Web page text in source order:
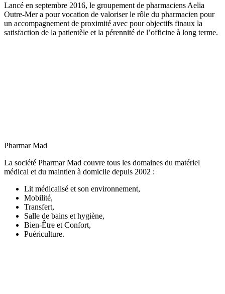
Lancé en septembre 2016, le groupement de pharmaciens Aelia
Outre-Mer a pour vocation de valoriser le rôle du pharmacien pour
un accompagnement de proximité avec pour objectifs finaux la
satisfaction de la patientèle et la pérennité de l’officine à long terme.
Pharmar Mad
La société Pharmar Mad couvre tous les domaines du matériel
médical et du maintien à domicile depuis 2002 :
Lit médicalisé et son environnement,
Mobilité,
Transfert,
Salle de bains et hygiène,
Bien-Être et Confort,
Puériculture.